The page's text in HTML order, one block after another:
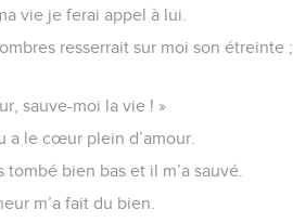
vie je ferai appel à lui.
resserrait sur moi son étreinte
sauve-moi la vie ! »
a le cœur plein d’amour.
bien bas et il m’a sauvé.
m’a fait du bien.